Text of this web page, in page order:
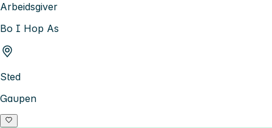
Arbeidsgiver
Bo I Hop As
Sted
Gaupen